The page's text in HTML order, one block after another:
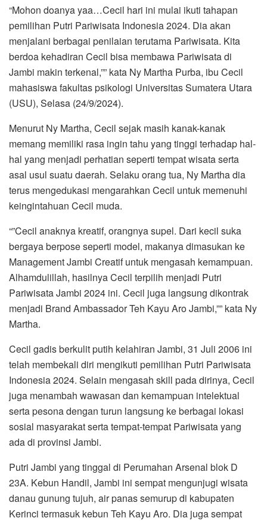
“Mohon doanya yaa…Cecil hari ini mulai ikuti tahapan
pemilihan Putri Pariwisata Indonesia 2024. Dia akan
menjalani berbagai penilaian terutama Pariwisata. Kita
berdoa kehadiran Cecil bisa membawa Pariwisata di
Jambi makin terkenal,”” kata Ny Martha Purba, ibu Cecil
mahasiswa fakultas psikologi Universitas Sumatera Utara
(USU), Selasa (24/9/2024).
Menurut Ny Martha, Cecil sejak masih kanak-kanak
memang memiliki rasa ingin tahu yang tinggi terhadap hal-
hal yang menjadi perhatian seperti tempat wisata serta
asal usul suatu daerah. Selaku orang tua, Ny Martha dia
terus mengedukasi mengarahkan Cecil untuk memenuhi
keingintahuan Cecil muda.
“”Cecil anaknya kreatif, orangnya supel. Dari kecil suka
bergaya berpose seperti model, makanya dimasukan ke
Management Jambi Creatif untuk mengasah kemampuan.
Alhamdulillah, hasilnya Cecil terpilih menjadi Putri
Pariwisata Jambi 2024 ini. Cecil juga langsung dikontrak
menjadi Brand Ambassador Teh Kayu Aro Jambi,”” kata Ny
Martha.
Cecil gadis berkulit putih kelahiran Jambi, 31 Juli 2006 ini
telah membekali diri mengikuti pemilihan Putri Pariwisata
Indonesia 2024. Selain mengasah skill pada dirinya, Cecil
juga menambah wawasan dan kemampuan intelektual
serta pesona dengan turun langsung ke berbagai lokasi
sosial masyarakat serta tempat-tempat Pariwisata yang
ada di provinsi Jambi.
Putri Jambi yang tinggal di Perumahan Arsenal blok D
23A. Kebun Handil, Jambi ini sempat mengunjugi wisata
danau gunung tujuh, air panas semurup di kabupaten
Kerinci termasuk kebun Teh Kayu Aro. Dia juga sempat